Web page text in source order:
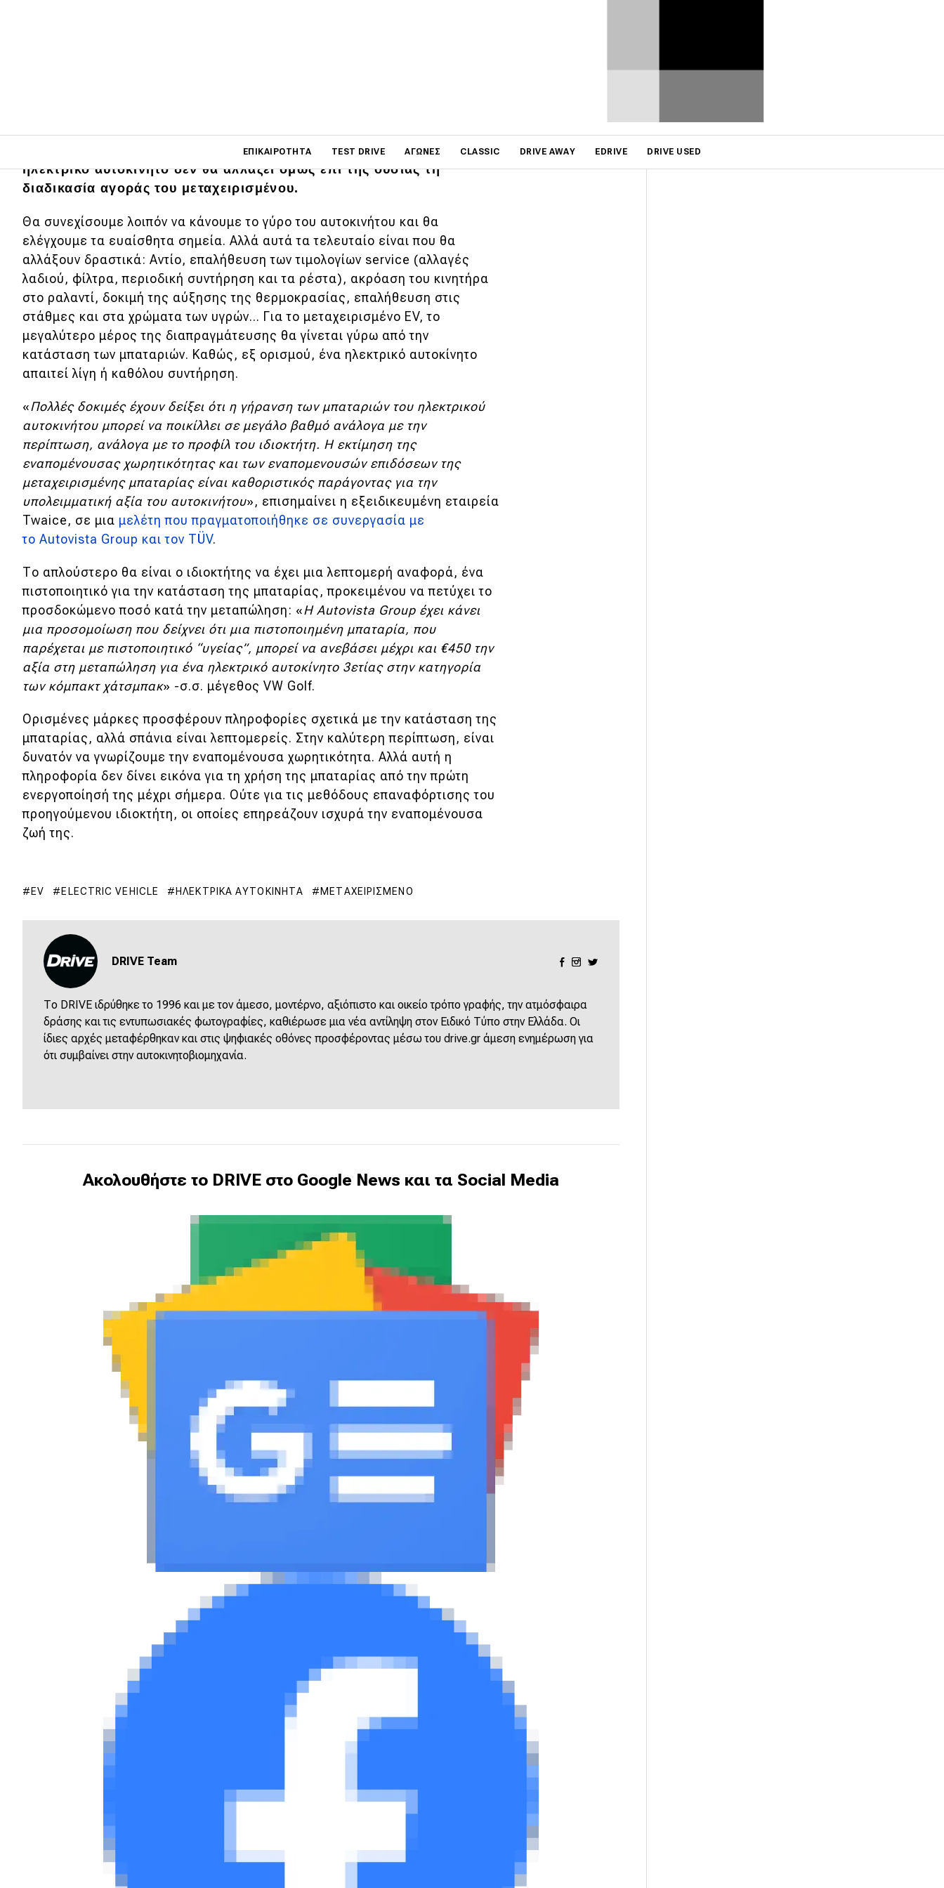
ΕΠΙΚΑΙΡΌΤΗΤΑ TEST DRIVE ΑΓΏΝΕΣ CLASSIC DRIVE AWAY EDRIVE DRIVE USED
Επικαιρότητα
Νέα μοντέλα
Πρωτότυπα
Ελλάδα
Κόσμος
Τεχνολογία
Αγορά
Απόψεις
Test Drive
Δοκιμή
Συγκρίνουμε
Αγώνες
Formula 1
WRC
Motorsport
Eco
Νέα
Τεχνολογία
Classic
Νέα
Παρουσιάσεις
DRIVE Away
Οδηγός αγοράς
Συμβουλές
Οδική βοήθεια
DRIVE USED
καινούργιου ηλεκτρικού αυτοκινήτου, αλλά σιγά σιγά, θέλοντας και
μη, θα ακολουθήσει κι αυτή την υπόλοιπη Ευρώπη. Η μετάβαση στο
ηλεκτρικό αυτοκίνητο δεν θα αλλάξει όμως επί της ουσίας τη
διαδικασία αγοράς του μεταχειρισμένου.
Θα συνεχίσουμε λοιπόν να κάνουμε το γύρο του αυτοκινήτου και θα
ελέγχουμε τα ευαίσθητα σημεία. Αλλά αυτά τα τελευταίο είναι που θα
αλλάξουν δραστικά: Αντίο, επαλήθευση των τιμολογίων service (αλλαγές
λαδιού, φίλτρα, περιοδική συντήρηση και τα ρέστα), ακρόαση του κινητήρα
στο ραλαντί, δοκιμή της αύξησης της θερμοκρασίας, επαλήθευση στις
στάθμες και στα χρώματα των υγρών... Για το μεταχειρισμένο EV, το
μεγαλύτερο μέρος της διαπραγμάτευσης θα γίνεται γύρω από την
κατάσταση των μπαταριών. Καθώς, εξ ορισμού, ένα ηλεκτρικό αυτοκίνητο
απαιτεί λίγη ή καθόλου συντήρηση.
«Πολλές δοκιμές έχουν δείξει ότι η γήρανση των μπαταριών του ηλεκτρικού
αυτοκινήτου μπορεί να ποικίλλει σε μεγάλο βαθμό ανάλογα με την
περίπτωση, ανάλογα με το προφίλ του ιδιοκτήτη. Η εκτίμηση της
εναπομένουσας χωρητικότητας και των εναπομενουσών επιδόσεων της
μεταχειρισμένης μπαταρίας είναι καθοριστικός παράγοντας για την
υπολειμματική αξία του αυτοκινήτου», επισημαίνει η εξειδικευμένη εταιρεία
Twaice, σε μια μελέτη που πραγματοποιήθηκε σε συνεργασία με
τo Autovista Group και τον TÜV.
Το απλούστερο θα είναι ο ιδιοκτήτης να έχει μια λεπτομερή αναφορά, ένα
πιστοποιητικό για την κατάσταση της μπαταρίας, προκειμένου να πετύχει το
προσδοκώμενο ποσό κατά την μεταπώληση: «Η Autovista Group έχει κάνει
μια προσομοίωση που δείχνει ότι μια πιστοποιημένη μπαταρία, που
παρέχεται με πιστοποιητικό “υγείας”, μπορεί να ανεβάσει μέχρι και €450 την
αξία στη μεταπώληση για ένα ηλεκτρικό αυτοκίνητο 3ετίας στην κατηγορία
των κόμπακτ χάτσμπακ» -σ.σ. μέγεθος VW Golf.
Ορισμένες μάρκες προσφέρουν πληροφορίες σχετικά με την κατάσταση της
μπαταρίας, αλλά σπάνια είναι λεπτομερείς. Στην καλύτερη περίπτωση, είναι
δυνατόν να γνωρίζουμε την εναπομένουσα χωρητικότητα. Αλλά αυτή η
πληροφορία δεν δίνει εικόνα για τη χρήση της μπαταρίας από την πρώτη
ενεργοποίησή της μέχρι σήμερα. Ούτε για τις μεθόδους επαναφόρτισης του
προηγούμενου ιδιοκτήτη, οι οποίες επηρεάζουν ισχυρά την εναπομένουσα
ζωή της.
EV ELECTRIC VEHICLE ΗΛΕΚΤΡΙΚΆ ΑΥΤΟΚΊΝΗΤΑ ΜΕΤΑΧΕΙΡΙΣΜΈΝΟ
DRIVE Team
Το DRIVE ιδρύθηκε το 1996 και με τον άμεσο, μοντέρνο, αξιόπιστο και οικείο τρόπο γραφής, την ατμόσφαιρα
δράσης και τις εντυπωσιακές φωτογραφίες, καθιέρωσε μια νέα αντίληψη στον Ειδικό Τύπο στην Ελλάδα. Οι
ίδιες αρχές μεταφέρθηκαν και στις ψηφιακές οθόνες προσφέροντας μέσω του drive.gr άμεση ενημέρωση για
ότι συμβαίνει στην αυτοκινητοβιομηχανία.
Ακολουθήστε το DRIVE στο Google News και τα Social Media